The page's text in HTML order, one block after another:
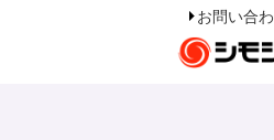
お問い合